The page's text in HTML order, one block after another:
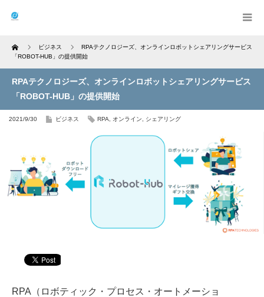
Home ビジネス
RPAテクノロジーズ、オンラインロボットシェアリングサービス
「ROBOT-HUB」の提供開始
RPAテクノロジーズ、オンラインロボットシェアリングサービス
「ROBOT-HUB」の提供開始
2021/9/30 ビジネス RPA オンライン シェアリング
RPA（ロボティック・プロセス・オートメーショ